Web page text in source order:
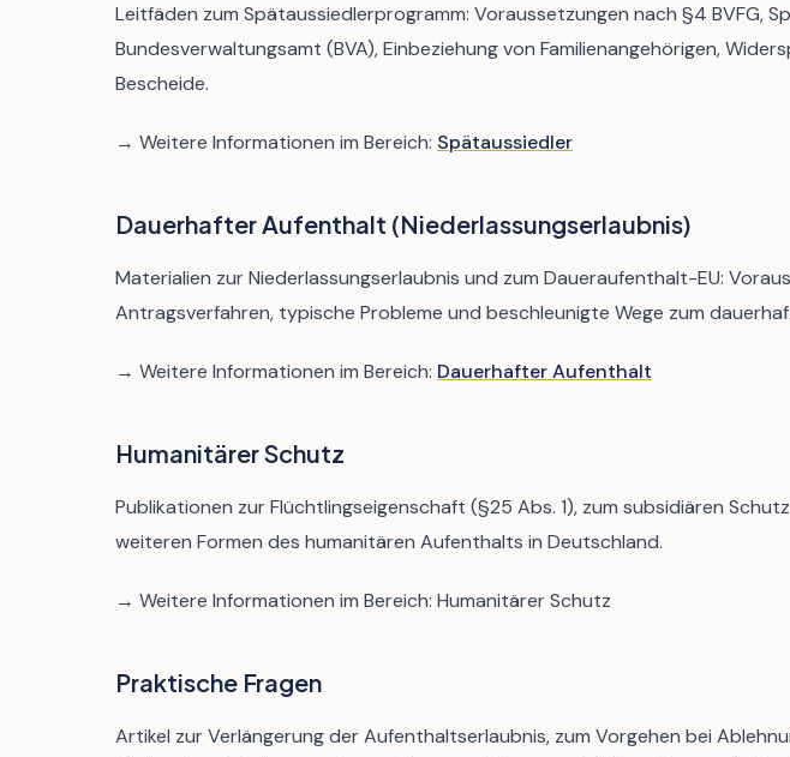
Leitfäden zum Spätaussiedlerprogramm: Voraussetzungen nach §4 BVFG,
Bundesverwaltungsamt (BVA), Einbeziehung von Familienangehörigen,
Bescheide.
→ Weitere Informationen im Bereich: Spätaussiedler
Dauerhafter Aufenthalt (Niederlassungserlaubnis)
Materialien zur Niederlassungserlaubnis und zum Daueraufenthalt-EU:
Antragsverfahren, typische Probleme und beschleunigte Wege zum
→ Weitere Informationen im Bereich: Dauerhafter Aufenthalt
Humanitärer Schutz
Publikationen zur Flüchtlingseigenschaft (§25 Abs. 1), zum subsidiären
weiteren Formen des humanitären Aufenthalts in Deutschland.
→ Weitere Informationen im Bereich: Humanitärer Schutz
Praktische Fragen
Artikel zur Verlängerung der Aufenthaltserlaubnis, zum Vorgehen bei